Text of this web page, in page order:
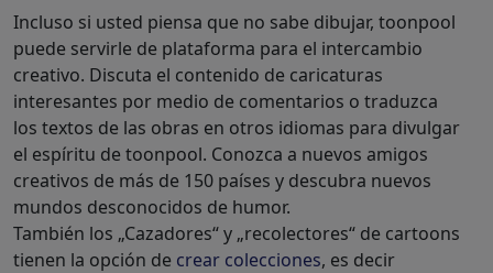
Incluso si usted piensa que no sabe dibujar, toonpool
puede servirle de plataforma para el intercambio
creativo. Discuta el contenido de caricaturas
interesantes por medio de comentarios o traduzca
los textos de las obras en otros idiomas para divulgar
el espíritu de toonpool. Conozca a nuevos amigos
creativos de más de 150 países y descubra nuevos
mundos desconocidos de humor.
También los „Cazadores“ y „recolectores“ de cartoons
tienen la opción de crear colecciones, es decir